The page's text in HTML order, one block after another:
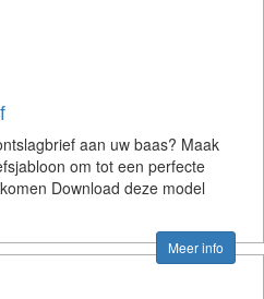
aan uw baas? Maak
om tot een perfecte
Download deze model
Meer info